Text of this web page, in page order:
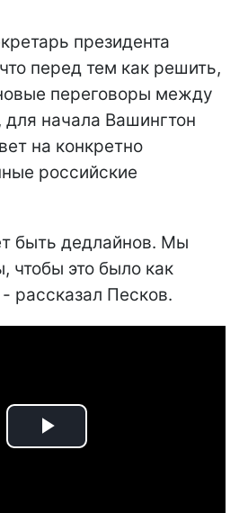
президента
перед тем как решить,
переговоры между
начала Вашингтон
на конкретно
российские
быть дедлайнов. Мы
чтобы это было как
рассказал Песков.
Play